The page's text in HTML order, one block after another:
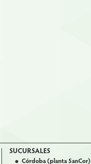
SUCURSALES
Córdoba (planta